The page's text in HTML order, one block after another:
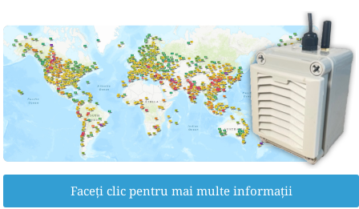
Faceți clic pentru mai multe informații